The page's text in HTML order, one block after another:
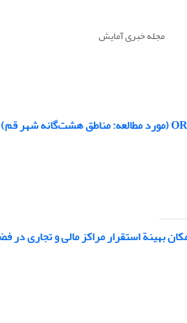
مجله خبری آمایش